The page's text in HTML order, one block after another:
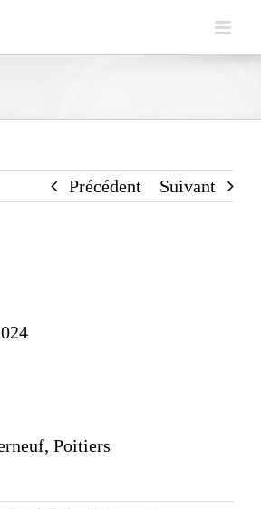
Précédent Suivant
Poitiers